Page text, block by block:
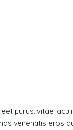
purus, vitae
venenatis eros